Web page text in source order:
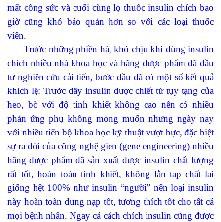
mất công sức và cuối cùng lọ thuốc insulin chích bao
giờ cũngkhó bảo quảnhơn so với các loạithuốc
viên.
Trước những phiền hà, khó chịu khi dùng insulin
chích nhiều nhà khoa học và hãng dược phẩm đã đầu
tư nghiên cứu cải tiến, bước đầu đã có một số kết quả
khích lệ: Trước đây insulin được chiết từtụy tạng của
heo, bò với độ tinh khiết không cao nên có nhiều
phản ứng phụ không mong muốn nhưng ngày nay
với nhiều tiến bộ khoa học kỹ thuật vượt bực, đặc biệt
sự ra đời củacông nghệ gien (gene engineering)nhiều
hãng dược phẩm đã sản xuất được insulin chất lượng
rất tốt, hoàn toàn tinh khiết, không lẫn tạp chất lại
giống hệt 100% như insulin “người” nên loại insulin
này hoàn toàn dung nạp tốt, tương thích tốt cho tất cả
mọi bệnh nhân. Ngay cả cách chích insulin cũng được